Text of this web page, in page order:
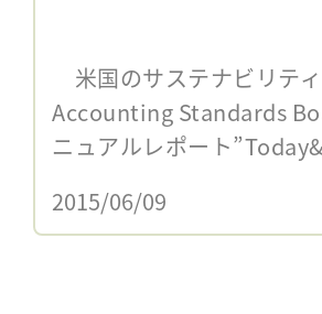
米国のサステナビリテ
Accounting Standards
ニュアルレポート
2015/06/09